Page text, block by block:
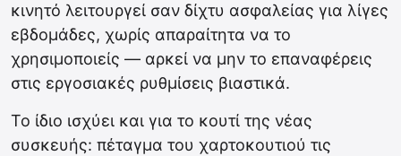
κινητό λειτουργεί σαν δίχτυ ασφαλείας για λίγες
εβδομάδες, χωρίς απαραίτητα να το
χρησιμοποιείς — αρκεί να μην το επαναφέρεις
στις εργοσιακές ρυθμίσεις βιαστικά.
Το ίδιο ισχύει και για το κουτί της νέας
συσκευής: πέταγμα του χαρτοκουτιού τις